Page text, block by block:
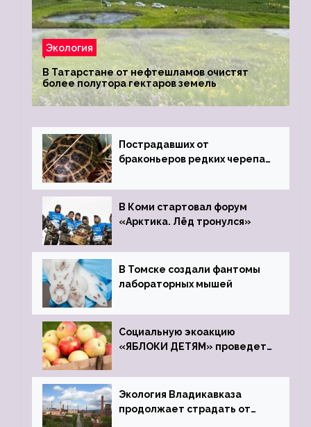
Экология
В Татарстане от нефтешламов очистят
более полутора гектаров земель
Пострадавших от
браконьеров редких черепах
зоопарк
В Коми стартовал форум
«Арктика. Лёд тронулся»
В Томске создали фантомы
лабораторных мышей
Социальную экоакцию
«ЯБЛОКИ ДЕТЯМ» проведет
Экология Владикавказа
продолжает страдать от